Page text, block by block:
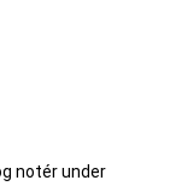
notér under